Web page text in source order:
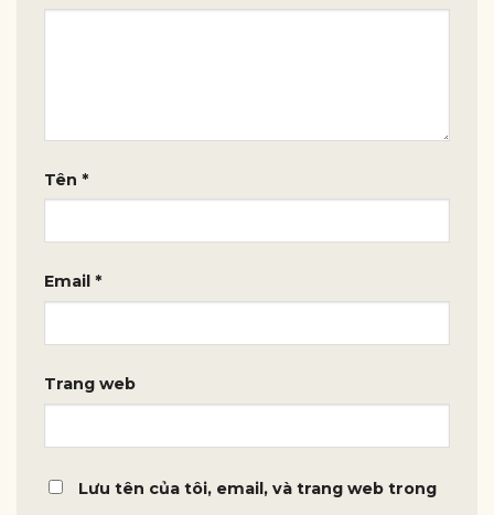
Tên *
Email *
Trang web
Lưu tên của tôi, email, và trang web trong